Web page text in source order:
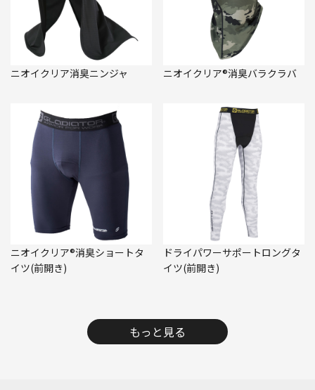
ニオイクリア消臭ニンジャ ニオイクリア®消臭バラクラバ
ニオイクリア®消臭ショートタ
イツ(前開き)
ドライパワーサポートロングタ
イツ(前開き)
もっと見る